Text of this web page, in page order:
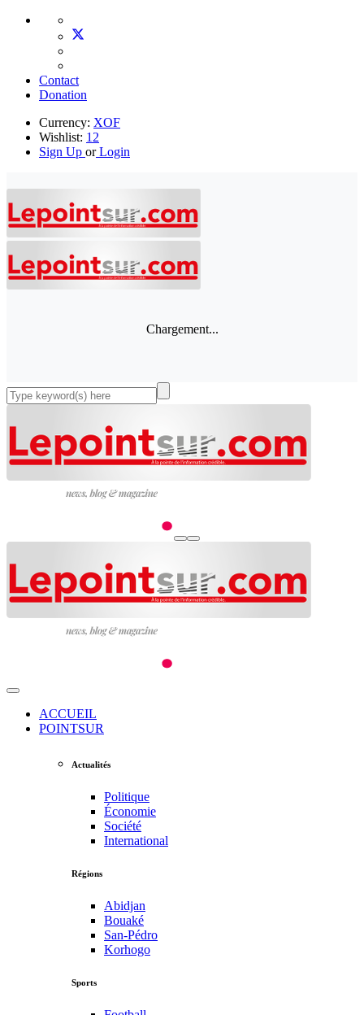
Contact
Donation
Currency: XOF
Wishlist: 12
Sign Up orLogin
Chargement...
ACCUEIL
POINTSUR
Actualités
Politique
Économie
Société
International
Régions
Abidjan
Bouaké
San-Pédro
Korhogo
Sports